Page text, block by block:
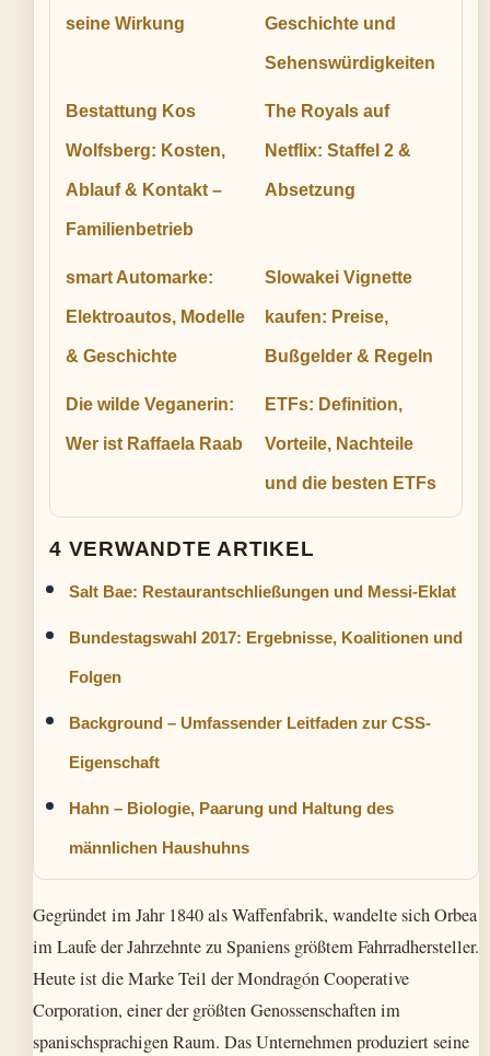
seine Wirkung Geschichte und
Sehenswürdigkeiten
Bestattung Kos
Wolfsberg: Kosten,
Ablauf & Kontakt –
Familienbetrieb
The Royals auf
Netflix: Staffel 2 &
Absetzung
smart Automarke:
Elektroautos, Modelle
& Geschichte
Slowakei Vignette
kaufen: Preise,
Bußgelder & Regeln
Die wilde Veganerin:
Wer ist Raffaela Raab
ETFs: Definition,
Vorteile, Nachteile
und die besten ETFs
4 VERWANDTE ARTIKEL
Salt Bae: Restaurantschließungen und Messi-Eklat
Bundestagswahl 2017: Ergebnisse, Koalitionen und
Folgen
Background – Umfassender Leitfaden zur CSS-
Eigenschaft
Hahn – Biologie, Paarung und Haltung des
männlichen Haushuhns
Gegründet im Jahr 1840 als Waffenfabrik, wandelte sich Orbea
im Laufe der Jahrzehnte zu Spaniens größtem Fahrradhersteller.
Heute ist die Marke Teil der Mondragón Cooperative
Corporation, einer der größten Genossenschaften im
spanischsprachigen Raum. Das Unternehmen produziert seine